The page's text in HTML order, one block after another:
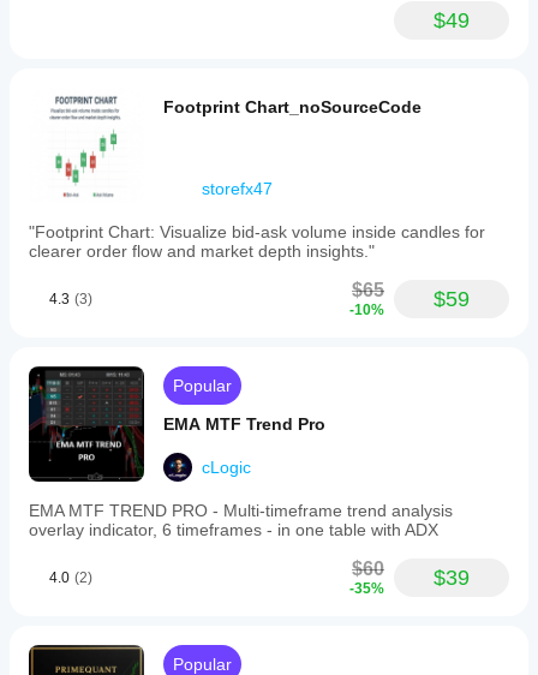
$49
Footprint Chart_noSourceCode
storefx47
"Footprint Chart: Visualize bid-ask volume inside candles for
clearer order flow and market depth insights."
4.3 (3) $65
-10% $59
Popular
EMA MTF Trend Pro
cLogic
EMA MTF TREND PRO - Multi-timeframe trend analysis
overlay indicator, 6 timeframes - in one table with ADX
4.0 (2) $60
-35% $39
Popular